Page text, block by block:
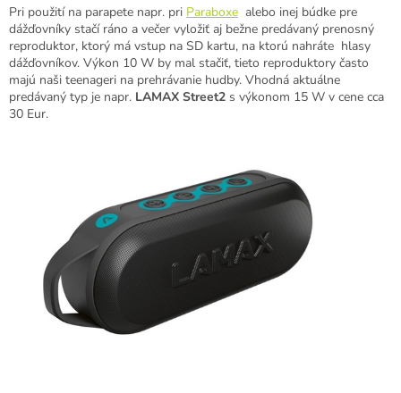
Pri použití na parapete napr. pri Paraboxe alebo inej búdke pre
dážďovníky stačí ráno a večer vyložiť aj bežne predávaný prenosný
reproduktor, ktorý má vstup na SD kartu, na ktorú nahráte hlasy
dážďovníkov. Výkon 10 W by mal stačiť, tieto reproduktory často
majú naši teenageri na prehrávanie hudby. Vhodná aktuálne
predávaný typ je napr. LAMAX Street2 s výkonom 15 W v cene cca
30 Eur.